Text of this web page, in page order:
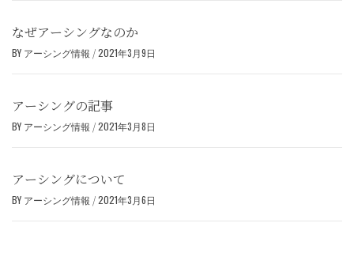
なぜアーシングなのか
BY アーシング情報 /2021年3月9日
アーシングの記事
BY アーシング情報 /2021年3月8日
アーシングについて
BY アーシング情報 /2021年3月6日